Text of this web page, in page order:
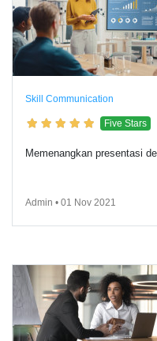
Skill Communication
Five Stars
Memenangkan presentasi
Admin • 01 Nov 2021